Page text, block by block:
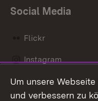
Social Media
Flickr
Instagram
Social Wall
Um unsere
und verbessern zu